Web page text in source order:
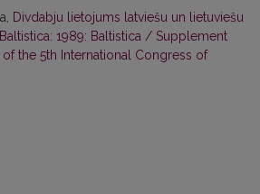
Divdabju lietojums latviešu un lietuviešu
Baltistica: 1989: Baltistica / Supplement
the 5th International Congress of